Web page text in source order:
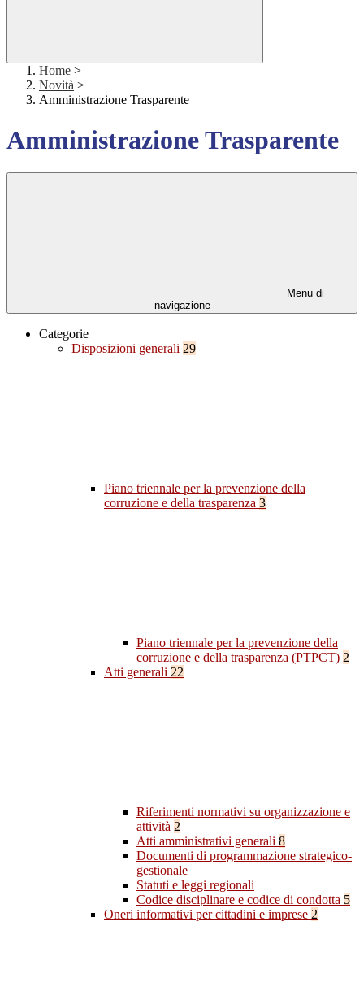
Home >
Novità >
Amministrazione Trasparente
Amministrazione Trasparente
Menu di
navigazione
Categorie
Disposizioni generali 29
Piano triennale per la prevenzione della
corruzione e della trasparenza 3
Piano triennale per la prevenzione della
corruzione e della trasparenza (PTPCT) 2
Atti generali 22
Riferimenti normativi su organizzazione e
attività 2
Atti amministrativi generali 8
Documenti di programmazione strategico-
gestionale
Statuti e leggi regionali
Codice disciplinare e codice di condotta 5
Oneri informativi per cittadini e imprese 2